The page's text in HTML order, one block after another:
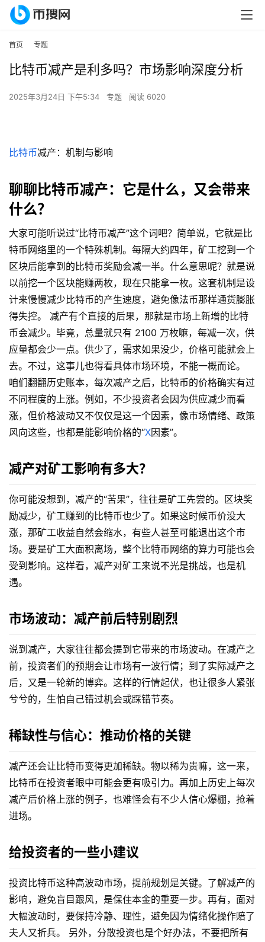
首页 专题
比特币减产是利多吗？市场影响深度分析
2025年3月24日 下午5:34 专题 阅读 6020
比特币减产：机制与影响
聊聊比特币减产：它是什么，又会带来
什么？
大家可能听说过“比特币减产”这个词吧？简单说，它就是比
特币网络里的一个特殊机制。每隔大约四年，矿工挖到一个
区块后能拿到的比特币奖励会减一半。什么意思呢？就是说
以前挖一个区块能赚两枚，现在只能拿一枚。这套机制是设
计来慢慢减少比特币的产生速度，避免像法币那样通货膨胀
得失控。 减产有个直接的后果，那就是市场上新增的比特
币会减少。毕竟，总量就只有 2100 万枚嘛，每减一次，供
应量都会少一点。供少了，需求如果没少，价格可能就会上
去。不过，这事儿也得看具体市场环境，不能一概而论。
咱们翻翻历史账本，每次减产之后，比特币的价格确实有过
不同程度的上涨。例如，不少投资者会因为供应减少而看
涨，但价格波动又不仅仅是这一个因素，像市场情绪、政策
风向这些，也都是能影响价格的“X因素”。
减产对矿工影响有多大？
你可能没想到，减产的“苦果”，往往是矿工先尝的。区块奖
励减少，矿工赚到的比特币也少了。如果这时候币价没大
涨，那矿工收益自然会缩水，有些人甚至可能退出这个市
场。要是矿工大面积离场，整个比特币网络的算力可能也会
受到影响。这样看，减产对矿工来说不光是挑战，也是机
遇。
市场波动：减产前后特别剧烈
说到减产，大家往往都会提到它带来的市场波动。在减产之
前，投资者们的预期会让市场有一波行情；到了实际减产之
后，又是一轮新的博弈。这样的行情起伏，也让很多人紧张
兮兮的，生怕自己错过机会或踩错节奏。
稀缺性与信心：推动价格的关键
减产还会让比特币变得更加稀缺。物以稀为贵嘛，这一来，
比特币在投资者眼中可能会更有吸引力。再加上历史上每次
减产后价格上涨的例子，也难怪会有不少人信心爆棚，抢着
进场。
给投资者的一些小建议
投资比特币这种高波动市场，提前规划是关键。了解减产的
影响，避免盲目跟风，是保住本金的重要一步。再有，面对
大幅波动时，要保持冷静、理性，避免因为情绪化操作赔了
夫人又折兵。 另外，分散投资也是个好办法，不要把所有